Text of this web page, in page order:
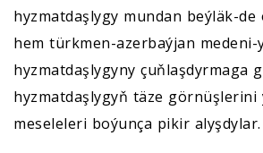
hyzmatdaşlygy mundan beýläk-de
hem türkmen-azerbaýjan medeni-
hyzmatdaşlygyny çuňlaşdyrmaga
hyzmatdaşlygyň täze görnüşlerini
meseleleri boýunça pikir alyşdylar.